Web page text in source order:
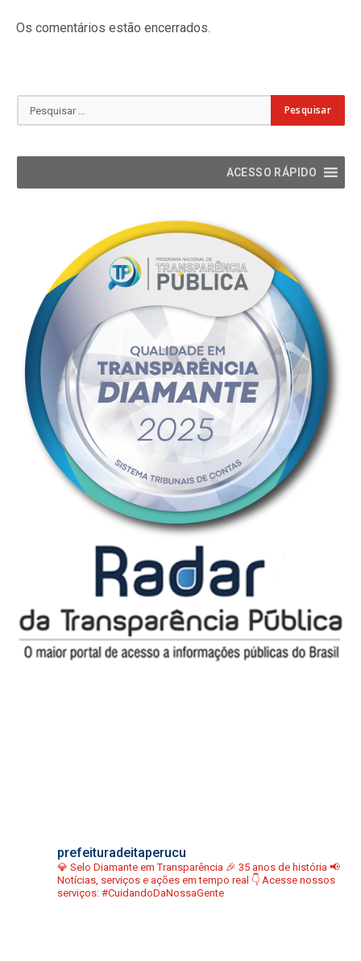
Os comentários estão encerrados.
ACESSO RÁPIDO
prefeituradeitaperucu
💎 Selo Diamante em Transparência 🎉 35 anos de história 📢
Notícias, serviços e ações em tempo real 👇 Acesse nossos
serviços: #CuidandoDaNossaGente